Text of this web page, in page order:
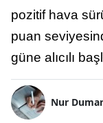
pozitif hava
puan
güne alıcılı
Nur